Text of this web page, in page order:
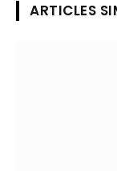
ARTICLES